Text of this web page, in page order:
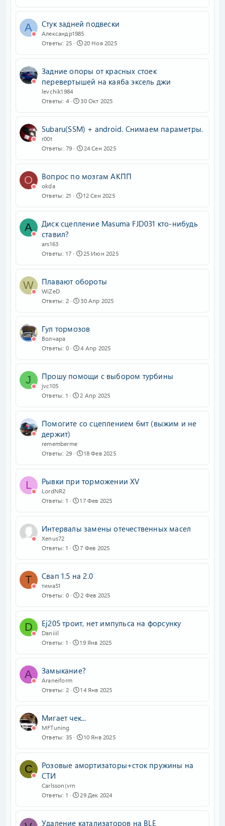
А Стук задней подвески
Александр1985
Ответы 25 20 Ноя 2025
Задние опоры от красных стоек
перевертышей на каяба эксель джи
levchik1984
Ответы 4 30 Окт 2025
Subaru(SSM) + android. Снимаем параметры.
r00t
Ответы 79 24 Сен 2025
O Вопрос по мозгам АКПП
okda
Ответы 21 12 Сен 2025
A
Диск сцепление Masuma FJD031 кто-нибудь
ставил?
ars163
Ответы 17 25 Июн 2025
W Плавают обороты
WiZeD
Ответы 2 30 Апр 2025
Гул тормозов
Волчара
Ответы 0 4 Апр 2025
J Прошу помощи с выбором турбины
jvc105
Ответы 1 2 Апр 2025
Помогите со сцеплением 6мт (выжим и не
держит)
rememberme
Ответы 29 18 Фев 2025
L Рывки при торможении XV
LordNR2
Ответы 1 17 Фев 2025
Интервалы замены отечественных масел
Xenus72
Ответы 1 7 Фев 2025
Т Свап 1.5 на 2.0
тима51
Ответы 0 2 Фев 2025
D Ej205 троит, нет импульса на форсунку
Daniiil
Ответы 1 19 Янв 2025
A Замыкание?
Araneiform
Ответы 2 14 Янв 2025
Мигает чек...
MFTuning
Ответы 35 10 Янв 2025
C
Розовые амортизаторы+сток пружины на
СТИ
Carlsson(vrn
Ответы 1 29 Дек 2024
Удаление катализаторов на BLE